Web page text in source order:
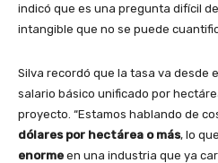
indicó que es una pregunta difícil
intangible que no se puede
Silva recordó que la tasa va desde
salario básico unificado por
proyecto. “Estamos hablando de
dólares por hectárea o más, lo
enorme en una industria que ya